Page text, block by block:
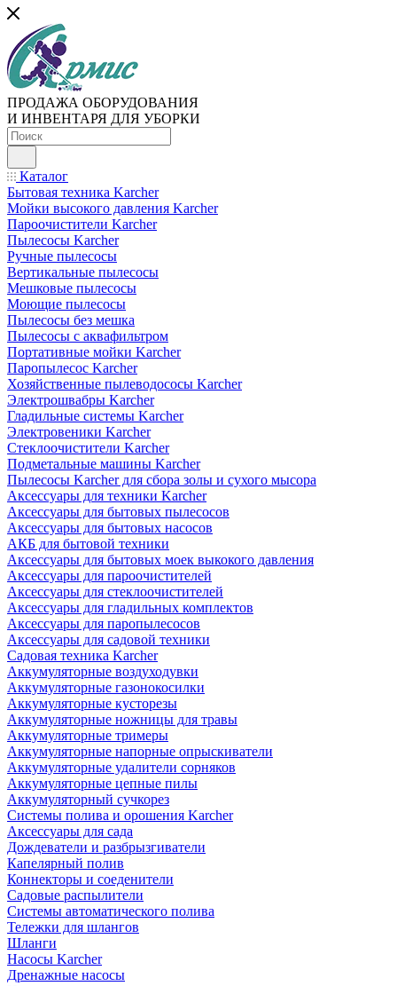
ПРОДАЖА ОБОРУДОВАНИЯ
И ИНВЕНТАРЯ ДЛЯ УБОРКИ
Каталог
Бытовая техника Karcher
Мойки высокого давления Karcher
Пароочистители Karcher
Пылесосы Karcher
Ручные пылесосы
Вертикальные пылесосы
Мешковые пылесосы
Моющие пылесосы
Пылесосы без мешка
Пылесосы с аквафильтром
Портативные мойки Karcher
Паропылесос Karcher
Хозяйственные пылеводососы Karcher
Электрошвабры Karcher
Гладильные системы Karcher
Электровеники Karcher
Стеклоочистители Karcher
Подметальные машины Karcher
Пылесосы Karcher для сбора золы и сухого мысора
Аксессуары для техники Karcher
Аксессуары для бытовых пылесосов
Аксессуары для бытовых насосов
АКБ для бытовой техники
Аксессуары для бытовых моек выкокого давления
Аксессуары для пароочистителей
Аксессуары для стеклоочистителей
Аксессуары для гладильных комплектов
Аксессуары для паропылесосов
Аксессуары для садовой техники
Садовая техника Karcher
Аккумуляторные воздуходувки
Аккумуляторные газонокосилки
Аккумуляторные кусторезы
Аккумуляторные ножницы для травы
Аккумуляторные тримеры
Аккумуляторные напорные опрыскиватели
Аккумуляторные удалители сорняков
Аккумуляторные цепные пилы
Аккумуляторный сучкорез
Системы полива и орошения Karcher
Аксессуары для сада
Дождеватели и разбрызгиватели
Капелярный полив
Коннекторы и соеденители
Садовые распылители
Системы автоматического полива
Тележки для шлангов
Шланги
Насосы Karcher
Дренажные насосы